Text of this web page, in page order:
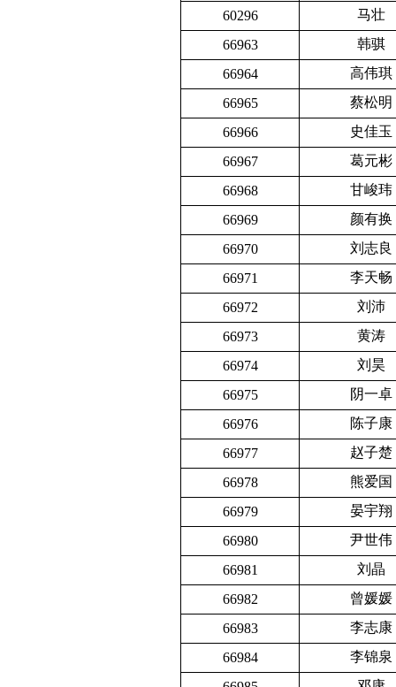
60296
马壮
66963
韩骐
66964
高伟琪
66965
蔡松明
66966
史佳玉
66967
葛元彬
66968
甘峻玮
66969
颜有换
66970
刘志良
66971
李天畅
66972
刘沛
66973
黄涛
66974
刘昊
66975
阴一卓
66976
陈子康
66977
赵子楚
66978
熊爱国
66979
晏宇翔
66980
尹世伟
66981
刘晶
66982
曾媛媛
66983
李志康
66984
李锦泉